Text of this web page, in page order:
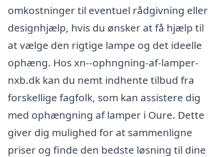
omkostninger til eventuel rådgivning eller
designhjælp, hvis du ønsker at få hjælp til
at vælge den rigtige lampe og det ideelle
ophæng. Hos xn--ophngning-af-lamper-
nxb.dk kan du nemt indhente tilbud fra
forskellige fagfolk, som kan assistere dig
med ophængning af lamper i Oure. Dette
giver dig mulighed for at sammenligne
priser og finde den bedste løsning til dine